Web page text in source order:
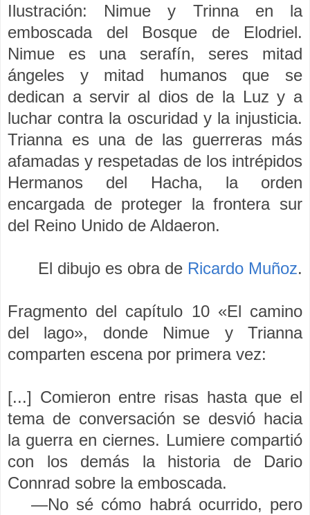
Ilustración: Nimue y Trinna en la
emboscada del Bosque de Elodriel.
Nimue es una serafín, seres mitad
ángeles y mitad humanos que se
dedican a servir al dios de la Luz y a
luchar contra la oscuridad y la injusticia.
Trianna es una de las guerreras más
afamadas y respetadas de los intrépidos
Hermanos del Hacha, la orden
encargada de proteger la frontera sur
del Reino Unido de Aldaeron.
El dibujo es obra de Ricardo Muñoz.
Fragmento del capítulo 10 «El camino
del lago», donde Nimue y Trianna
comparten escena por primera vez:
[...] Comieron entre risas hasta que el
tema de conversación se desvió hacia
la guerra en ciernes. Lumiere compartió
con los demás la historia de Dario
Connrad sobre la emboscada.
—No sé cómo habrá ocurrido, pero